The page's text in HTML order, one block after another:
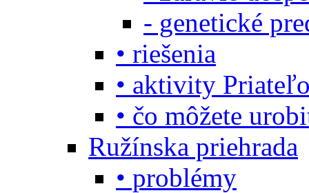
- genetické
• riešenia
• aktivity
• čo môžete
Ružínska priehrada
• problémy